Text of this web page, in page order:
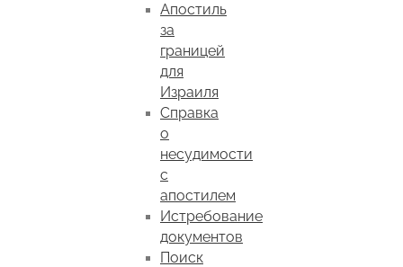
Апостиль
за
границей
для
Израиля
Справка
о
несудимости
с
апостилем
Истребование
документов
Поиск